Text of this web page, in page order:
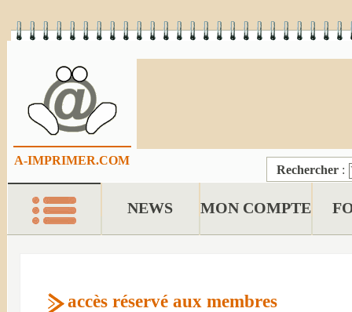
A-IMPRIMER.COM
Rechercher :
NEWS MON COMPTE
accès réservé aux membres